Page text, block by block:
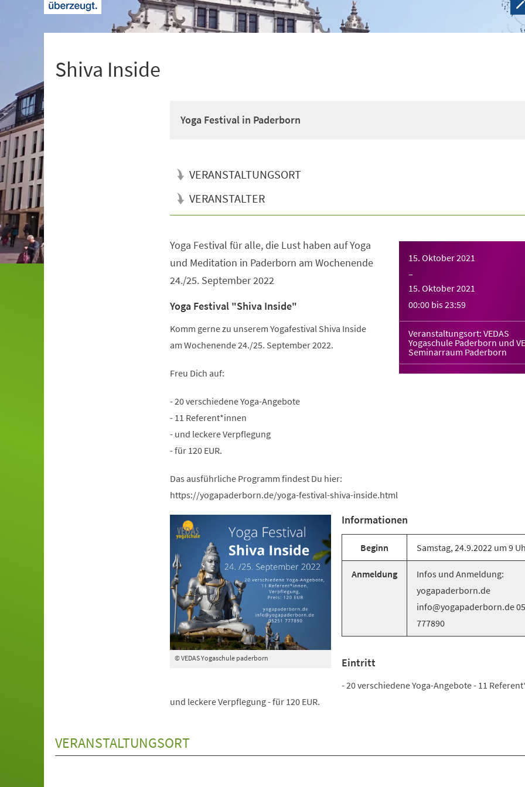
Shiva Inside
Yoga Festival in Paderborn
VERANSTALTUNGSORT
VERANSTALTER
15. Oktober 2021
–
15. Oktober 2021
00:00 bis23:59
Veranstaltungsort: VEDAS
Yogaschule Paderborn und
Seminarraum Paderborn
Yoga Festival für alle, die Lust haben auf Yoga
und Meditation in Paderborn am Wochenende
24./25. September 2022
Yoga Festival "Shiva Inside"
Komm gerne zu unserem Yogafestival Shiva Inside
am Wochenende 24./25. September 2022.
Freu Dich auf:
- 20 verschiedene Yoga-Angebote
- 11 Referent*innen
- und leckere Verpflegung
- für 120 EUR.
Das ausführliche Programm findest Du hier:
https://yogapaderborn.de/yoga-festival-shiva-inside.html
© VEDAS Yogaschule paderborn
Informationen
Beginn Samstag, 24.9.2022 um 9
Anmeldung
Infos und Anmeldung:
yogapaderborn.de
info@yogapaderborn.de
777890
Eintritt
- 20 verschiedene Yoga-Angebote - 11
und leckere Verpflegung - für 120 EUR.
VERANSTALTUNGSORT